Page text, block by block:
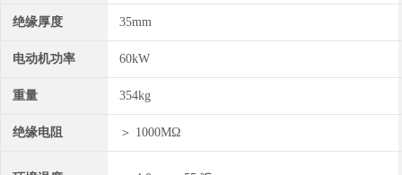
绝缘厚度 35mm
电动机功率 60kW
重量 354kg
绝缘电阻 ＞ 1000MΩ